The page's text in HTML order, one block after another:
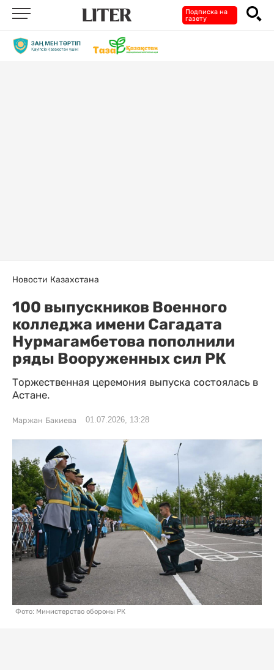
Подписка на
газету
Новости Казахстана
100 выпускников Военного
колледжа имени Сагадата
Нурмагамбетова пополнили
ряды Вооруженных сил РК
Торжественная церемония выпуска состоялась в
Астане.
Маржан Бакиева 01.07.2026, 13:28
Фото: Министерство обороны РК